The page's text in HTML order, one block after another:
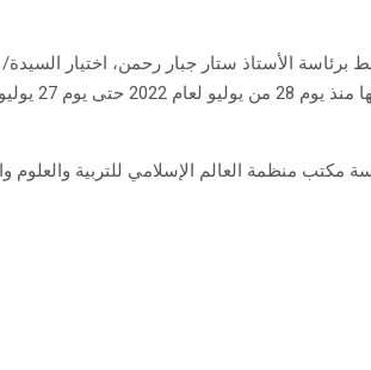
برئاسة الأستاذ ستار جبار رحمن، اختيار
منظمة العالم الإسلامي للتربية والعلوم